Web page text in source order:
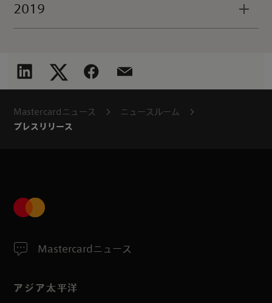
2019
Mastercardニュース
ニュースルーム
プレスリリース
Mastercardニュース
アジア太平洋